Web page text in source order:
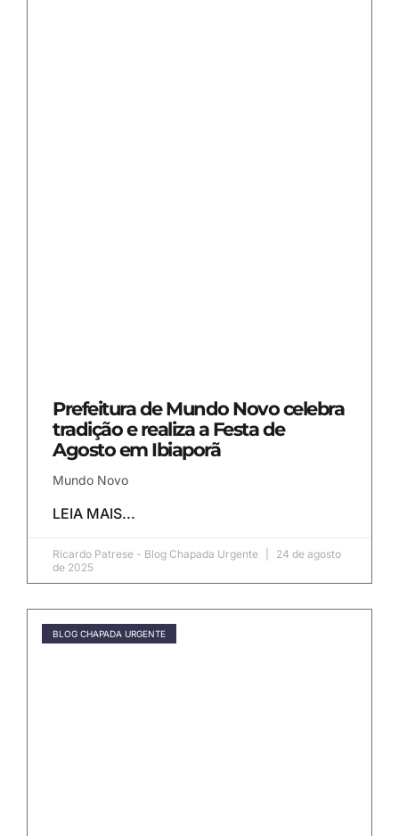
Prefeitura de Mundo Novo celebra
tradição e realiza a Festa de
Agosto em Ibiaporã
Mundo Novo
LEIA MAIS...
Ricardo Patrese - Blog Chapada Urgente
24 de agosto
de 2025
BLOG CHAPADA URGENTE